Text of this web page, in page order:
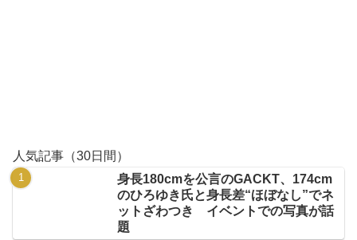
人気記事（30日間）
身長180cmを公言のGACKT、174cm
のひろゆき氏と身長差“ほぼなし”でネ
ットざわつき イベントでの写真が話
題